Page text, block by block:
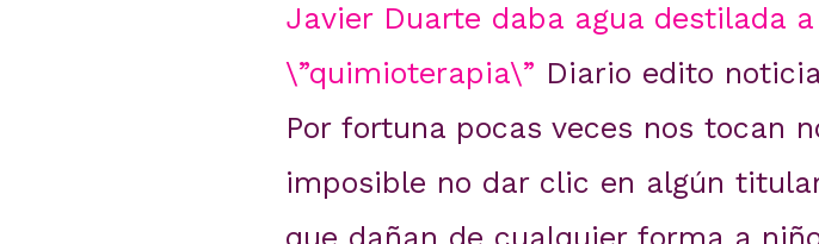
Javier Duarte daba agua destilada
\”quimioterapia\” Diario edito
Por fortuna pocas veces nos tocan
imposible no dar clic en algún